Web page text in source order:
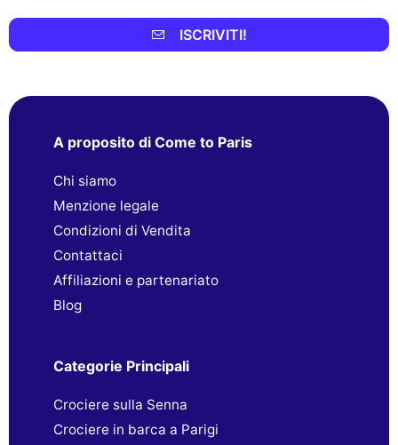
ISCRIVITI!
A proposito di Come to Paris
Chi siamo
Menzione legale
Condizioni di Vendita
Contattaci
Affiliazioni e partenariato
Blog
Categorie Principali
Crociere sulla Senna
Crociere in barca a Parigi